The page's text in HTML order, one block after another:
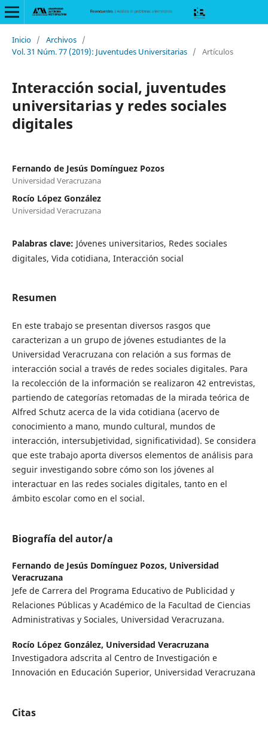
Inicio / Archivos /
Vol. 31 Núm. 77 (2019): Juventudes Universitarias / Artículos
Interacción social, juventudes
universitarias y redes sociales
digitales
Fernando de Jesús Domínguez Pozos
Universidad Veracruzana
Rocío López González
Universidad Veracruzana
Palabras clave: Jóvenes universitarios, Redes sociales
digitales, Vida cotidiana, Interacción social
Resumen
En este trabajo se presentan diversos rasgos que
caracterizan a un grupo de jóvenes estudiantes de la
Universidad Veracruzana con relación a sus formas de
interacción social a través de redes sociales digitales. Para
la recolección de la información se realizaron 42 entrevistas,
partiendo de categorías retomadas de la mirada teórica de
Alfred Schutz acerca de la vida cotidiana (acervo de
conocimiento a mano, mundo cultural, mundos de
interacción, intersubjetividad, significatividad). Se considera
que este trabajo aporta diversos elementos de análisis para
seguir investigando sobre cómo son los jóvenes al
interactuar en las redes sociales digitales, tanto en el
ámbito escolar como en el social.
Biografía del autor/a
Fernando de Jesús Domínguez Pozos, Universidad
Veracruzana
Jefe de Carrera del Programa Educativo de Publicidad y
Relaciones Públicas y Académico de la Facultad de Ciencias
Administrativas y Sociales, Universidad Veracruzana.
Rocío López González, Universidad Veracruzana
Investigadora adscrita al Centro de Investigación e
Innovación en Educación Superior, Universidad Veracruzana
Citas